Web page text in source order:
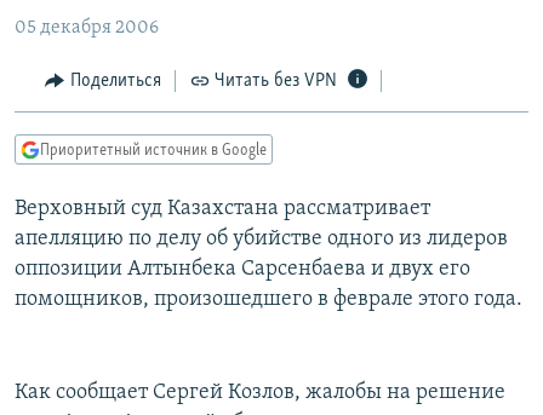
Вернутся
Вернутся
поиску
КАВКАЗ.РЕАЛИИ
СЕВЕР.РЕАЛИИ
РАСПИСАНИЕ ВЕЩАНИЯ
ПОДПИШИТЕСЬ НА РАССЫЛКУ
05 декабря 2006
Поделиться Читать без VPN
Приоритетный источник в Google
Верховный суд Казахстана рассматривает
апелляцию по делу об убийстве одного из лидеров
оппозиции Алтынбека Сарсенбаева и двух его
помощников, произошедшего в феврале этого года.
Как сообщает Сергей Козлов, жалобы на решение